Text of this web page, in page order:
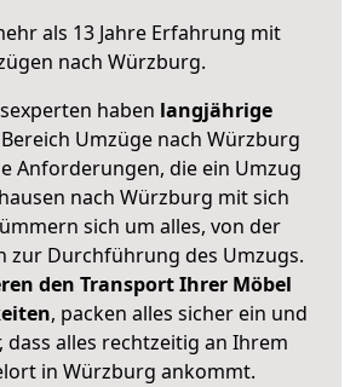
als 13 Jahre Erfahrung mit
nach Würzburg.
haben langjährige
Umzüge nach Würzburg
Anforderungen, die ein Umzug
nach Würzburg mit sich
sich um alles, von der
zur Durchführung des Umzugs.
den Transport Ihrer Möbel
, packen alles sicher ein und
dass alles rechtzeitig an Ihrem
in Würzburg ankommt.